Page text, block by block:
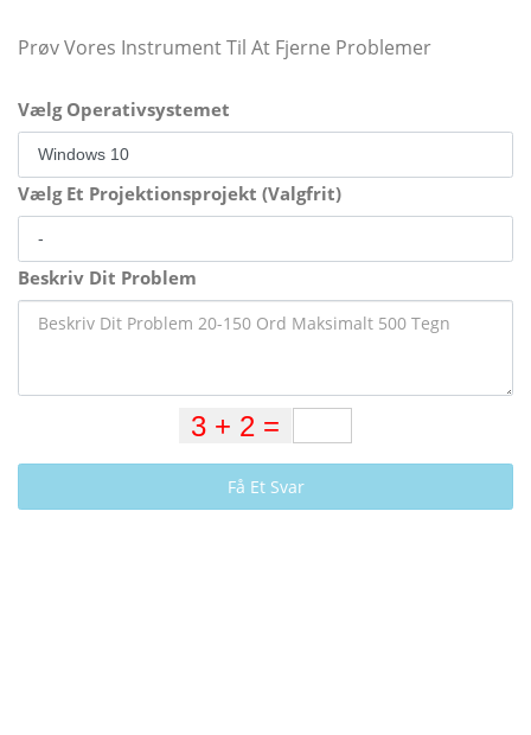
Prøv Vores Instrument Til At Fjerne Problemer
Vælg Operativsystemet
Vælg Et Projektionsprojekt (Valgfrit)
Beskriv Dit Problem
Få Et Svar